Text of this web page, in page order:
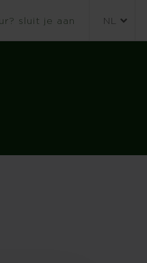
sluit je aan NL